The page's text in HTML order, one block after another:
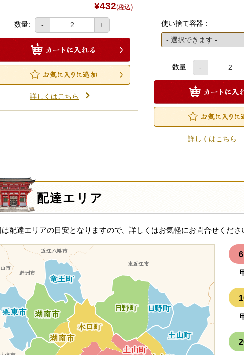
¥432(税込)
数量: - +
詳しくはこちら
使い捨て容器：
数量: -
詳しくはこちら
配達エリア
は配達エリアの目安となりますので、詳しくはお気軽にお問合せくださ